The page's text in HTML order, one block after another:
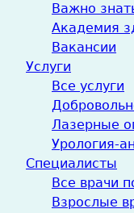
Важно
Академия
Вакансии
Услуги
Все услуги
Лазерные
Урология-
Специалисты
Все врачи
Взрослые